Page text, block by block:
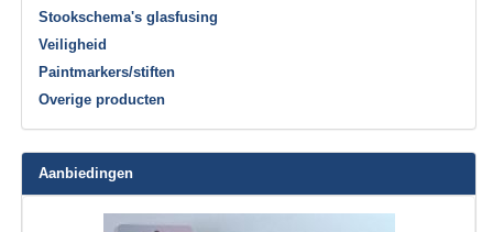
Stookschema's glasfusing
Veiligheid
Paintmarkers/stiften
Overige producten
Aanbiedingen